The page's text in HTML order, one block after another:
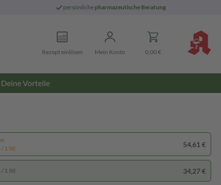
persönliche pharmazeutische Beratung
Rezept einlösen Mein Konto 0,00 €
Deine Vorteile
1 St)
54,61 €
1 St) 34,27 €